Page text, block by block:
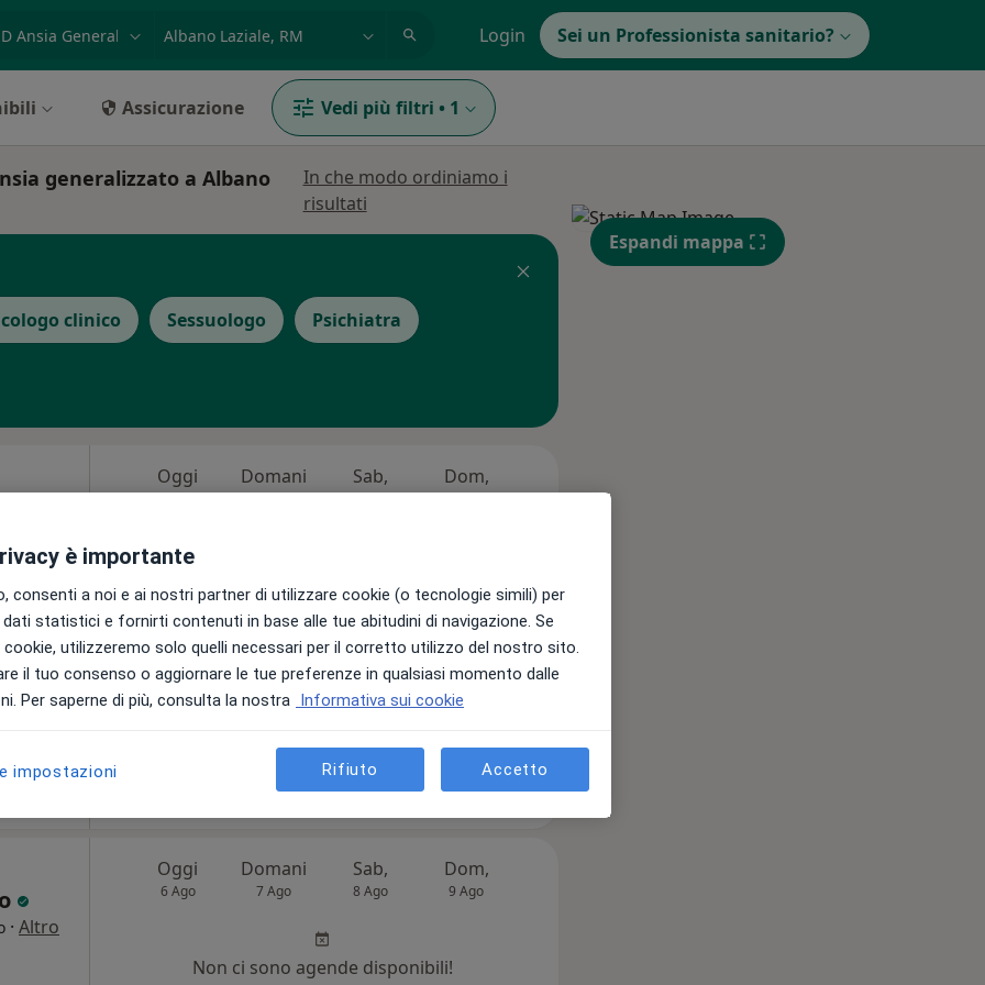
Login Sei un Professionista sanitario?
Assicurazione Vedi più filtri • 1
generalizzato a Albano
In che modo ordiniamo i
risultati
clinico Sessuologo Psichiatra
60 €
Oggi
6 Ago
Domani
7 Ago
Sab,
8 Ago
Dom,
9 Ago 10 Ago
Chiedi di attivare le prenotazioni online
· Altro
Oggi
6 Ago
Domani
7 Ago
Sab,
8 Ago
Dom,
9 Ago
Non ci sono agende disponibili!
Espandi mappa
è importante
consenti a noi e ai nostri partner di utilizzare cookie (o tecnologie simili) per
statistici e fornirti contenuti in base alle tue abitudini di navigazione. Se
utilizzeremo solo quelli necessari per il corretto utilizzo del nostro sito.
il tuo consenso o aggiornare le tue preferenze in qualsiasi momento dalle
Per saperne di più, consulta la nostra Informativa sui cookie
impostazioni Rifiuto Accetto